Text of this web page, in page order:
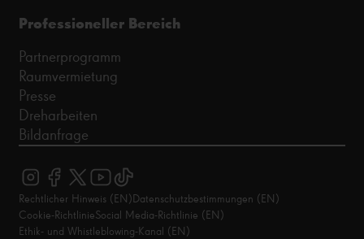
Professioneller Bereich
Partnerprogramm
Raumvermietung
Presse
Dreharbeiten
Bildanfrage
Rechtlicher Hinweis (EN)Datenschutzbestimmungen (EN)
Cookie-RichtlinieSocial Media-Richtlinie (EN)
Ethik- und Whistleblowing-Kanal (EN)